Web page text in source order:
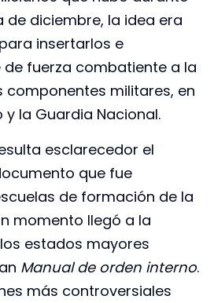
de diciembre, la idea era
insertarlos e
fuerza combatiente a la
componentes militares, en
y la Guardia Nacional.
esclarecedor el
que fue
de formación de la
momento llegó a la
estados mayores
Manual de orden interno.
más controversiales